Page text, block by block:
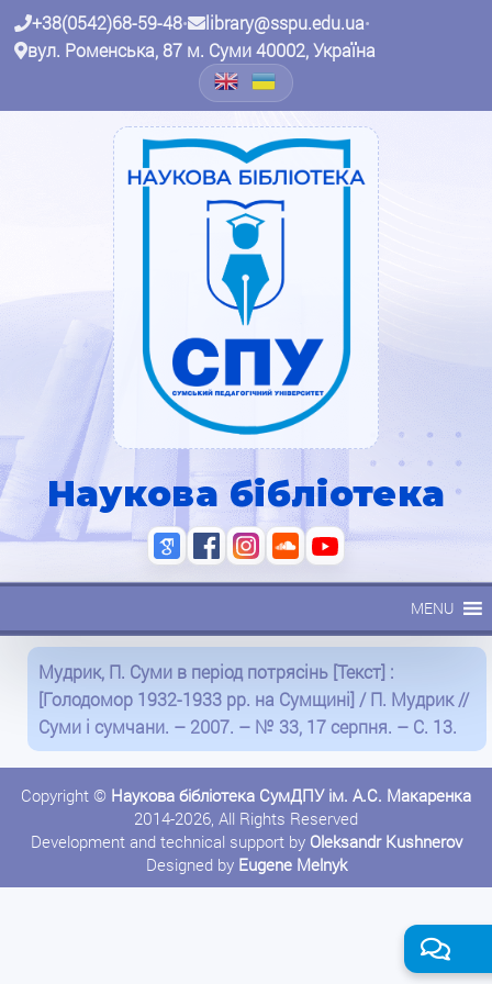
+38(0542)68-59-48• library@sspu.edu.ua•
вул. Роменська, 87 м. Суми 40002, Україна
Наукова бібліотека
MENU
Мудрик, П. Суми в період потрясінь [Текст] :
[Голодомор 1932-1933 рр. на Сумщині] / П. Мудрик //
Суми і сумчани. – 2007. – № 33, 17 серпня. – С. 13.
Copyright © Наукова бібліотека СумДПУ ім. А.С. Макаренка
2014-2026, All Rights Reserved
Development and technical support by Oleksandr Kushnerov
Designed by Eugene Melnyk